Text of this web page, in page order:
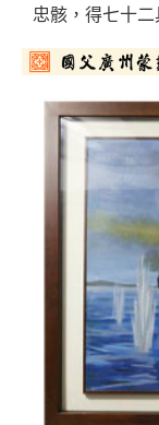
忠骸，得七十二